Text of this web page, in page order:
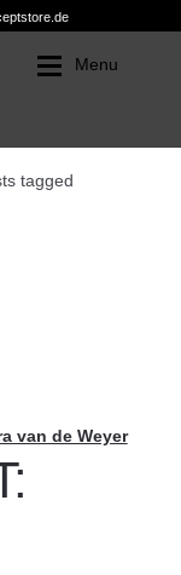
Menu
tagged
van de Weyer